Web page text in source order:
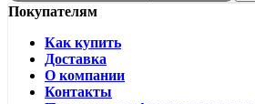
Покупателям
Как купить
Доставка
О компании
Контакты